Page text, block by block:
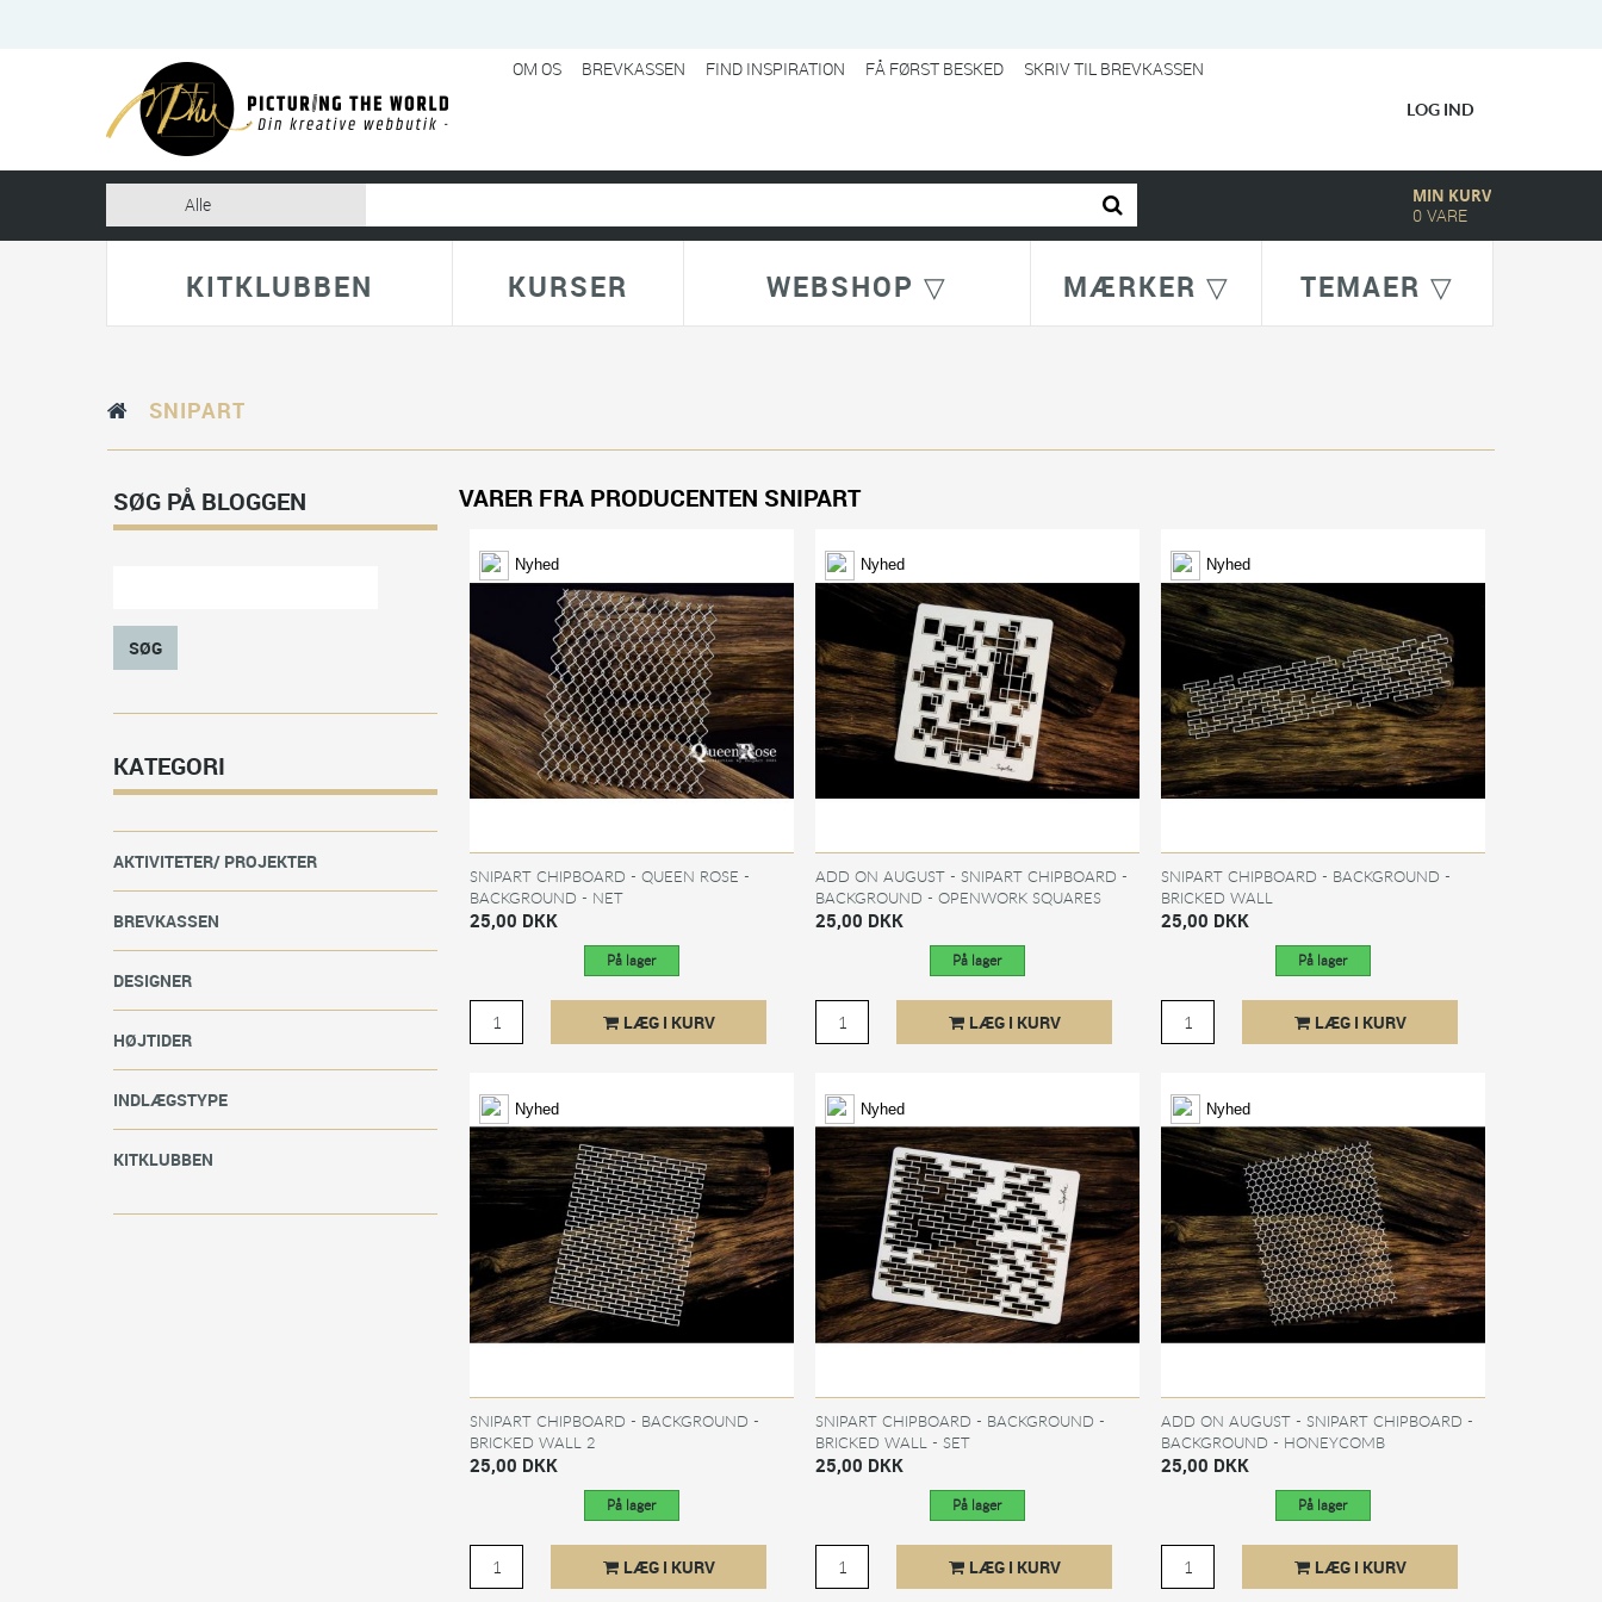
OM OS BREVKASSEN FIND INSPIRATION FÅ FØRST BESKED
SKRIV TIL BREVKASSEN
LOG IND
MIN KURV
0 VARE
KITKLUBBEN KURSER WEBSHOP ▽ MÆRKER ▽ TEMAER ▽
SNIPART
SØG PÅ BLOGGEN
SØG
KATEGORI
AKTIVITETER/ PROJEKTER
BREVKASSEN
DESIGNER
HØJTIDER
INDLÆGSTYPE
KITKLUBBEN
VARER FRA PRODUCENTEN SNIPART
Nyhed
SNIPART CHIPBOARD - QUEEN ROSE -
BACKGROUND - NET
25,00 DKK
På lager
LÆG I KURV
Nyhed
ADD ON AUGUST - SNIPART CHIPBOARD -
BACKGROUND - OPENWORK SQUARES
25,00 DKK
På lager
LÆG I KURV
Nyhed
SNIPART CHIPBOARD - BACKGROUND -
BRICKED WALL
25,00 DKK
På lager
LÆG I KURV
Nyhed
SNIPART CHIPBOARD - BACKGROUND -
BRICKED WALL 2
25,00 DKK
På lager
LÆG I KURV
Nyhed
SNIPART CHIPBOARD - BACKGROUND -
BRICKED WALL - SET
25,00 DKK
På lager
LÆG I KURV
Nyhed
ADD ON AUGUST - SNIPART CHIPBOARD -
BACKGROUND - HONEYCOMB
25,00 DKK
På lager
LÆG I KURV